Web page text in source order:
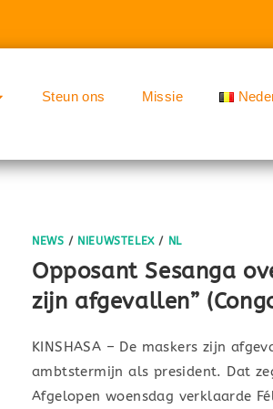
Steun ons Missie
NEWS / NIEUWSTELEX/ NL
Opposant Sesanga
zijn afgevallen”
KINSHASA – De maskers zijn
ambtstermijn als president. Dat
Afgelopen woensdag verklaarde